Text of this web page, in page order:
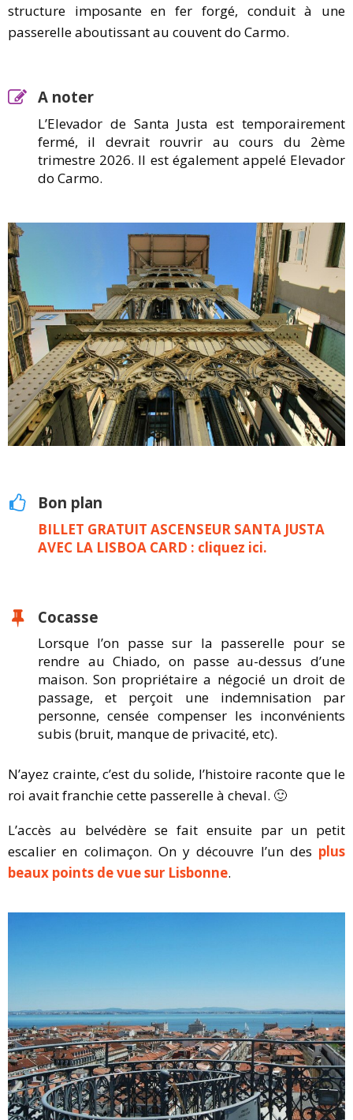
structure imposante en fer forgé, conduit à une
passerelle aboutissant au couvent do Carmo.
A noter
L’Elevador de Santa Justa est temporairement
fermé, il devrait rouvrir au cours du 2ème
trimestre 2026. Il est également appelé Elevador
do Carmo.
Bon plan
BILLET GRATUIT ASCENSEUR SANTA JUSTA
AVEC LA LISBOA CARD : cliquez ici.
Cocasse
Lorsque l’on passe sur la passerelle pour se
rendre au Chiado, on passe au-dessus d’une
maison. Son propriétaire a négocié un droit de
passage, et perçoit une indemnisation par
personne, censée compenser les inconvénients
subis (bruit, manque de privacité, etc).
N’ayez crainte, c’est du solide, l’histoire raconte que le
roi avait franchie cette passerelle à cheval. 🙂
L’accès au belvédère se fait ensuite par un petit
escalier en colimaçon. On y découvre l’un des plus
beaux points de vue sur Lisbonne.